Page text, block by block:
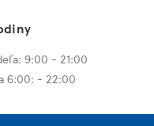
9:00 - 21:00
6:00: - 22:00